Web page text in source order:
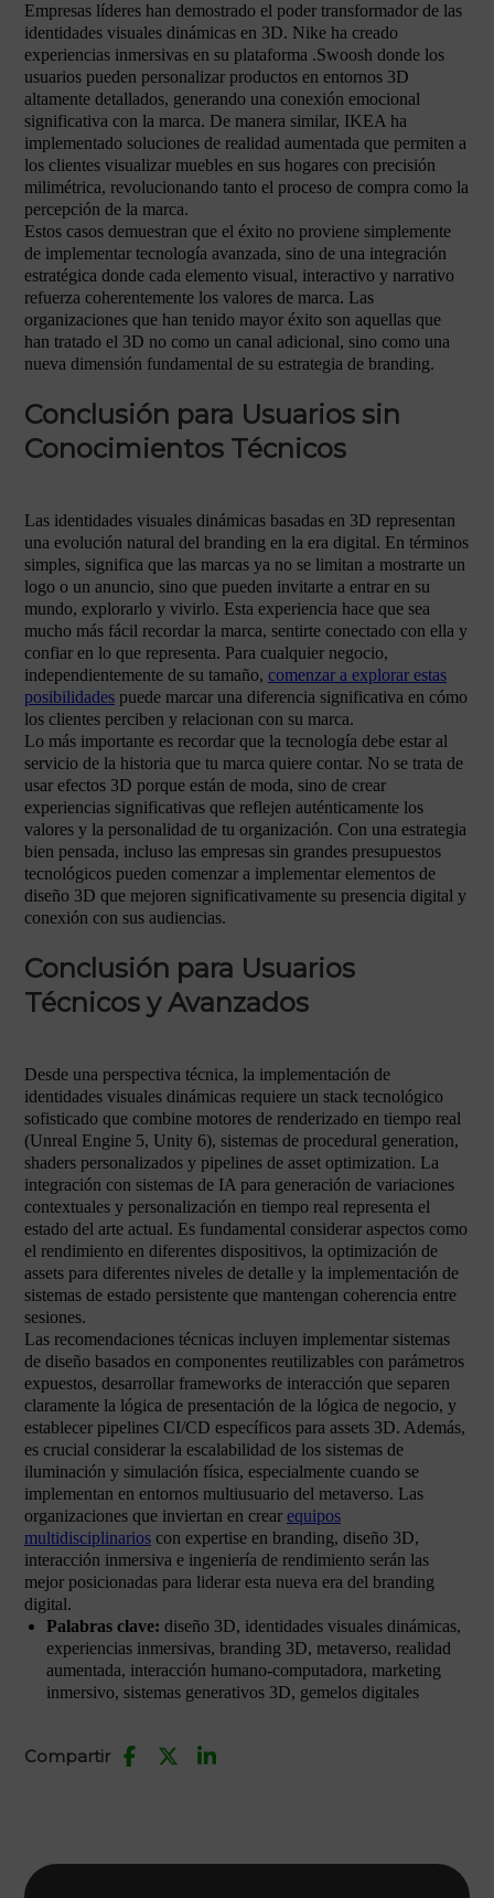
Empresas líderes han demostrado el poder transformador de las
identidades visuales dinámicas en 3D. Nike ha creado
experiencias inmersivas en su plataforma .Swoosh donde los
usuarios pueden personalizar productos en entornos 3D
altamente detallados, generando una conexión emocional
significativa con la marca. De manera similar, IKEA ha
implementado soluciones de realidad aumentada que permiten a
los clientes visualizar muebles en sus hogares con precisión
milimétrica, revolucionando tanto el proceso de compra como la
percepción de la marca.
Estos casos demuestran que el éxito no proviene simplemente
de implementar tecnología avanzada, sino de una integración
estratégica donde cada elemento visual, interactivo y narrativo
refuerza coherentemente los valores de marca. Las
organizaciones que han tenido mayor éxito son aquellas que
han tratado el 3D no como un canal adicional, sino como una
nueva dimensión fundamental de su estrategia de branding.
Conclusión para Usuarios sin
Conocimientos Técnicos
Las identidades visuales dinámicas basadas en 3D representan
una evolución natural del branding en la era digital. En términos
simples, significa que las marcas ya no se limitan a mostrarte un
logo o un anuncio, sino que pueden invitarte a entrar en su
mundo, explorarlo y vivirlo. Esta experiencia hace que sea
mucho más fácil recordar la marca, sentirte conectado con ella y
confiar en lo que representa. Para cualquier negocio,
independientemente de su tamaño, comenzar a explorar estas
posibilidades puede marcar una diferencia significativa en cómo
los clientes perciben y relacionan con su marca.
Lo más importante es recordar que la tecnología debe estar al
servicio de la historia que tu marca quiere contar. No se trata de
usar efectos 3D porque están de moda, sino de crear
experiencias significativas que reflejen auténticamente los
valores y la personalidad de tu organización. Con una estrategia
bien pensada, incluso las empresas sin grandes presupuestos
tecnológicos pueden comenzar a implementar elementos de
diseño 3D que mejoren significativamente su presencia digital y
conexión con sus audiencias.
Conclusión para Usuarios
Técnicos y Avanzados
Desde una perspectiva técnica, la implementación de
identidades visuales dinámicas requiere un stack tecnológico
sofisticado que combine motores de renderizado en tiempo real
(Unreal Engine 5, Unity 6), sistemas de procedural generation,
shaders personalizados y pipelines de asset optimization. La
integración con sistemas de IA para generación de variaciones
contextuales y personalización en tiempo real representa el
estado del arte actual. Es fundamental considerar aspectos como
el rendimiento en diferentes dispositivos, la optimización de
assets para diferentes niveles de detalle y la implementación de
sistemas de estado persistente que mantengan coherencia entre
sesiones.
Las recomendaciones técnicas incluyen implementar sistemas
de diseño basados en componentes reutilizables con parámetros
expuestos, desarrollar frameworks de interacción que separen
claramente la lógica de presentación de la lógica de negocio, y
establecer pipelines CI/CD específicos para assets 3D. Además,
es crucial considerar la escalabilidad de los sistemas de
iluminación y simulación física, especialmente cuando se
implementan en entornos multiusuario del metaverso. Las
organizaciones que inviertan en crear equipos
multidisciplinarios con expertise en branding, diseño 3D,
interacción inmersiva e ingeniería de rendimiento serán las
mejor posicionadas para liderar esta nueva era del branding
digital.
Palabras clave: diseño 3D, identidades visuales dinámicas,
experiencias inmersivas, branding 3D, metaverso, realidad
aumentada, interacción humano-computadora, marketing
inmersivo, sistemas generativos 3D, gemelos digitales
Compartir